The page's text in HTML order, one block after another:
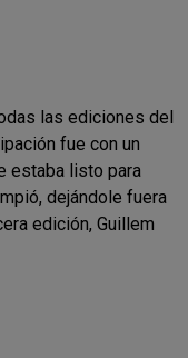
las ediciones del
fue con un
estaba listo para
dejándole fuera
edición, Guillem